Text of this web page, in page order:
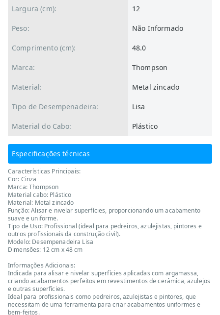
Largura (cm): 12
Peso: Não Informado
Comprimento (cm): 48.0
Marca: Thompson
Material: Metal zincado
Tipo de Desempenadeira: Lisa
Material do Cabo: Plástico
Especificações técnicas
Características Principais:
Cor: Cinza
Marca: Thompson
Material cabo: Plástico
Material: Metal zincado
Função: Alisar e nivelar superfícies, proporcionando um acabamento
suave e uniforme.
Tipo de Uso: Profissional (ideal para pedreiros, azulejistas, pintores e
outros profissionais da construção civil).
Modelo: Desempenadeira Lisa
Dimensões: 12 cm x 48 cm
Informações Adicionais:
Indicada para alisar e nivelar superfícies aplicadas com argamassa,
criando acabamentos perfeitos em revestimentos de cerâmica, azulejos
e outras superfícies.
Ideal para profissionais como pedreiros, azulejistas e pintores, que
necessitam de uma ferramenta para criar acabamentos uniformes e
bem-feitos.